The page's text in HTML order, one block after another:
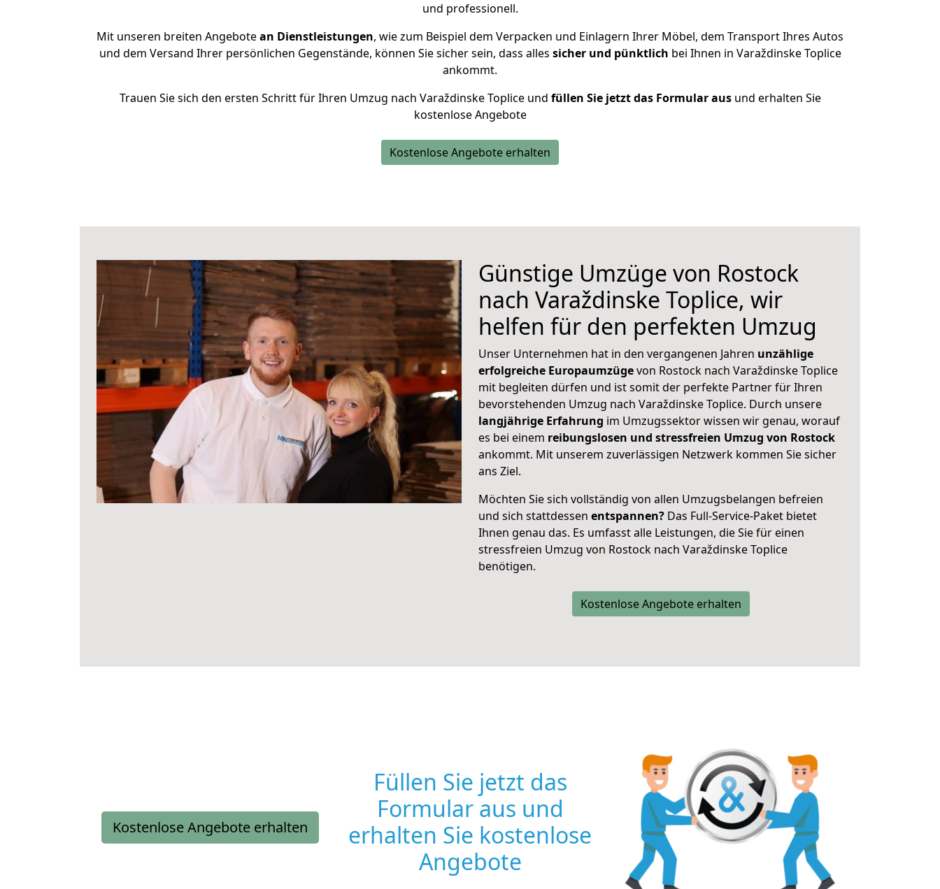
und professionell.
Mit unseren breiten Angebotean Dienstleistungen, wie zum Beispiel dem Verpacken und Einlagern Ihrer Möbel, dem Transport Ihres Autos
und dem Versand Ihrer persönlichen Gegenstände, können Sie sicher sein, dass alles sicher und pünktlich bei Ihnen in Varaždinske Toplice
ankommt.
Trauen Sie sich den ersten Schritt für Ihren Umzug nach Varaždinske Toplice und füllen Sie jetzt das Formular ausund erhalten Sie
kostenlose Angebote
Kostenlose Angebote erhalten
Günstige Umzüge von Rostock
nach Varaždinske Toplice, wir
helfen für den perfekten Umzug
Unser Unternehmen hat in den vergangenen Jahren unzählige
erfolgreiche Europaumzügevon Rostock nach Varaždinske Toplice
mit begleiten dürfen und ist somit der perfekte Partner für Ihren
bevorstehenden Umzug nach Varaždinske Toplice. Durch unsere
langjährige Erfahrung im Umzugssektor wissen wir genau, worauf
es bei einem reibungslosen und stressfreien Umzug von Rostock
ankommt. Mit unserem zuverlässigen Netzwerk kommen Sie sicher
ans Ziel.
Möchten Sie sich vollständig von allen Umzugsbelangen befreien
und sich stattdessen entspannen? Das Full-Service-Paket bietet
Ihnen genau das. Es umfasst alle Leistungen, die Sie für einen
stressfreien Umzug von Rostock nach Varaždinske Toplice
benötigen.
Kostenlose Angebote erhalten
Kostenlose Angebote erhalten
Füllen Sie jetzt das
Formular aus und
erhalten Sie kostenlose
Angebote